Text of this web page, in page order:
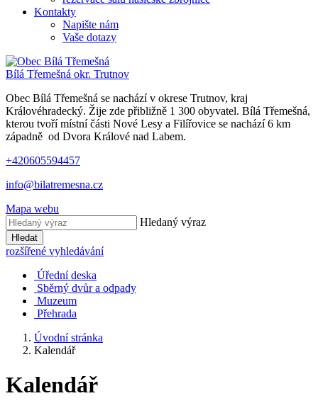
Kontakty
Napište nám
Vaše dotazy
Bílá Třemešná okr. Trutnov
Obec Bílá Třemešná se nachází v okrese Trutnov, kraj
Královéhradecký. Žije zde přibližně 1 300 obyvatel. Bílá Třemešná,
kterou tvoří místní části Nové Lesy a Filířovice se nachází 6 km
západně od Dvora Králové nad Labem.
+420605594457
info@bilatremesna.cz
Mapa webu
Hledaný výraz
Hledat
rozšířené vyhledávání
Úřední deska
Sběrný dvůr a odpady
Muzeum
Přehrada
Úvodní stránka
Kalendář
Kalendář